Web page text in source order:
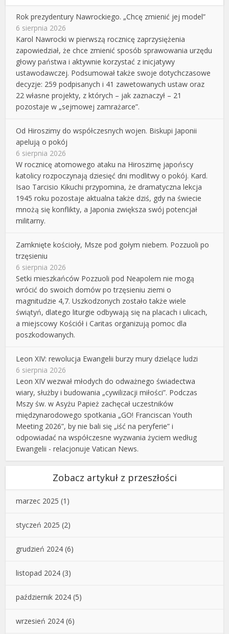
Rok prezydentury Nawrockiego. „Chcę zmienić jej model”
6 sierpnia 2026
Karol Nawrocki w pierwszą rocznicę zaprzysiężenia
zapowiedział, że chce zmienić sposób sprawowania urzędu
głowy państwa i aktywnie korzystać z inicjatywy
ustawodawczej. Podsumował także swoje dotychczasowe
decyzje: 259 podpisanych i 41 zawetowanych ustaw oraz
22 własne projekty, z których – jak zaznaczył – 21
pozostaje w „sejmowej zamrażarce”.
Od Hiroszimy do współczesnych wojen. Biskupi Japonii
apelują o pokój
6 sierpnia 2026
W rocznicę atomowego ataku na Hiroszimę japońscy
katolicy rozpoczynają dziesięć dni modlitwy o pokój. Kard.
Isao Tarcisio Kikuchi przypomina, że dramatyczna lekcja
1945 roku pozostaje aktualna także dziś, gdy na świecie
mnożą się konflikty, a Japonia zwiększa swój potencjał
militarny.
Zamknięte kościoły, Msze pod gołym niebem. Pozzuoli po
trzęsieniu
6 sierpnia 2026
Setki mieszkańców Pozzuoli pod Neapolem nie mogą
wrócić do swoich domów po trzęsieniu ziemi o
magnitudzie 4,7. Uszkodzonych zostało także wiele
świątyń, dlatego liturgie odbywają się na placach i ulicach,
a miejscowy Kościół i Caritas organizują pomoc dla
poszkodowanych.
Leon XIV: rewolucja Ewangelii burzy mury dzielące ludzi
6 sierpnia 2026
Leon XIV wezwał młodych do odważnego świadectwa
wiary, służby i budowania „cywilizacji miłości”. Podczas
Mszy św. w Asyżu Papież zachęcał uczestników
międzynarodowego spotkania „GO! Franciscan Youth
Meeting 2026”, by nie bali się „iść na peryferie” i
odpowiadać na współczesne wyzwania życiem według
Ewangelii - relacjonuje Vatican News.
Zobacz artykuł z przeszłości
marzec 2025 (1)
styczeń 2025 (2)
grudzień 2024 (6)
listopad 2024 (3)
październik 2024 (5)
wrzesień 2024 (6)